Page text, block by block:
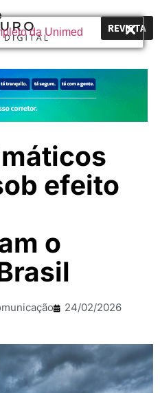
REVISTA
efeito
o
24/02/2026